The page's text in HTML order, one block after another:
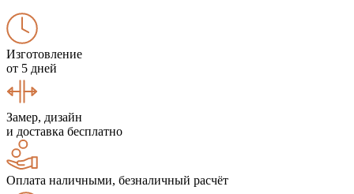
Изготовление
от 5 дней
Замер, дизайн
и доставка бесплатно
Оплата наличными, безналичный расчёт